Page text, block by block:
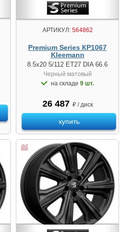
АРТИКУЛ:564862
Premium Series КР1067
Kleemann
8.5x20 5/112 ET27 DIA 66.6
Черный матовый
на складе 9 шт.
26 487 ₽ / диск
купить